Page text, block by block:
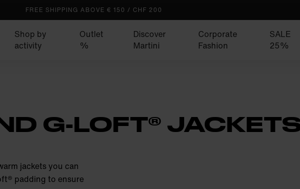
FREE SHIPPING ABOVE € 150 / CHF 200
Shop by
activity
Outlet
%
Discover
Martini
Corporate
Fashion
SALE
25%
G-LOFT®
jackets you can
padding to ensure